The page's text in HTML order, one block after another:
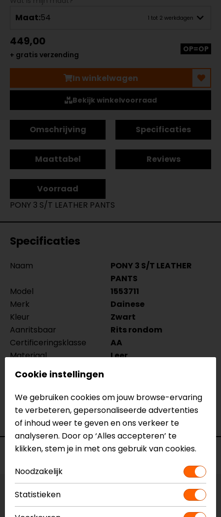
Maat:54 1 tot 2 werkdagen
449,00
+ gratis verzending
OP=OP
In winkelwagen
Bekijk winkelvoorraad
Omschrijving Specificaties
Maattabel Reviews
Voorraad
PONY 3 S/T LEATHER PANTS
Specificaties
Naam
PONY 3 S/T LEATHER
PANTS
Model
1553711
Merk
Dainese
Kleur
Zwart
Aanritsbaar
Rits rondom
Certificeringsklasse
AA
Materiaal
Leer
Seizoen
Thermovoering Ja/Nee
Nee
Ventilatie
Niet geperforeerd
Waterdicht
Nee
Voorraad
Maat:54
Cookie instellingen
We gebruiken cookies om jouw browse-ervaring
te verbeteren, gepersonaliseerde advertenties
of inhoud weer te geven en ons verkeer te
analyseren. Door op ‘Alles accepteren’ te
klikken, stem je in met ons gebruik van cookies.
Noodzakelijk
Statistieken